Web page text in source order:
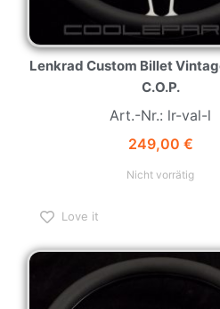
Lenkrad Custom Billet
C.O.P.
Art.-Nr.: lr-val-l
249,00 €
Nicht vorrätig
Love it